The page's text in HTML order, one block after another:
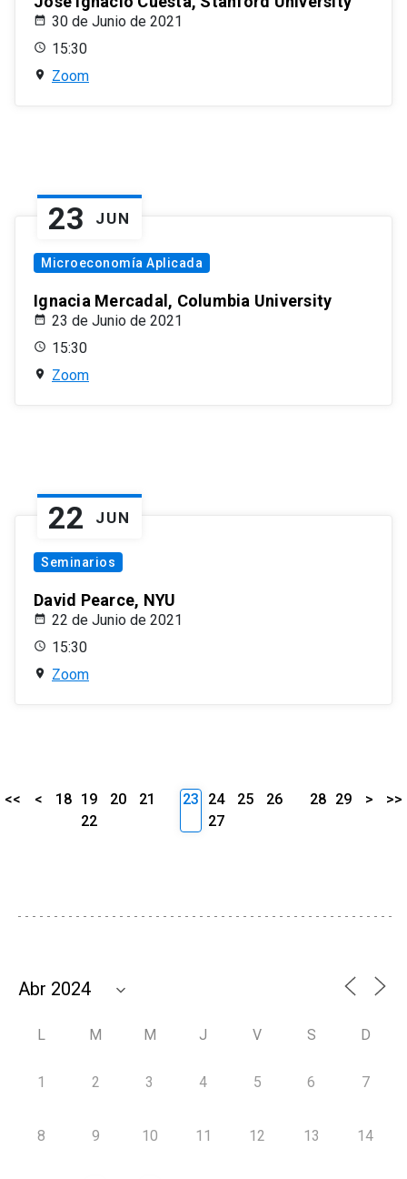
30 de Junio de 2021
15:30
Zoom
23 JUN
Microeconomía Aplicada
Ignacia Mercadal, Columbia University
23 de Junio de 2021
15:30
Zoom
22 JUN
Seminarios
David Pearce, NYU
22 de Junio de 2021
15:30
Zoom
<< < 18 19 20
21
22
23 24 25
26
27
28 29 > >>
L M M J V S D
1 2 3 4 5 6 7
8 9 10 11 12 13 14